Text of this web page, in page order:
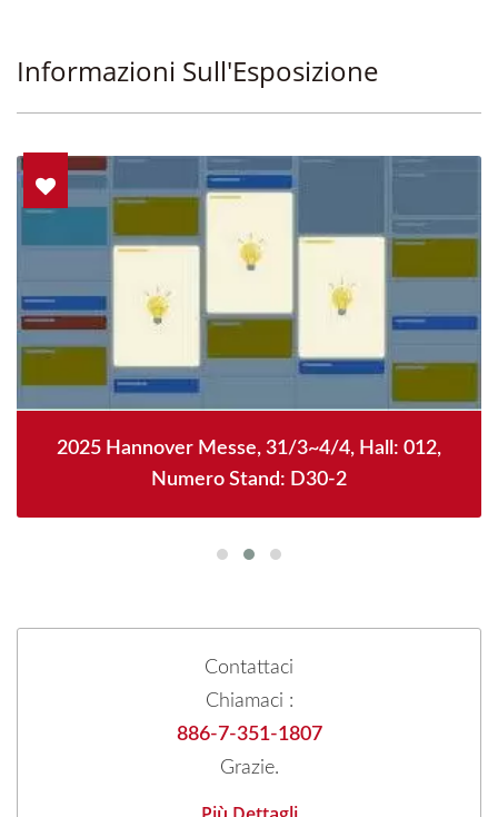
Informazioni Sull'Esposizione
2025 Hannover Messe, 31/3~4/4, Hall: 012,
Numero Stand: D30-2
Contattaci
Chiamaci :
886-7-351-1807
Grazie.